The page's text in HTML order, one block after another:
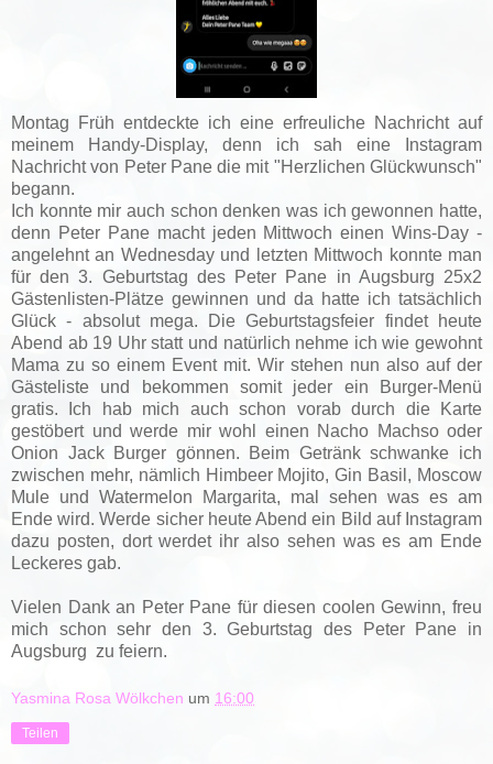
Montag Früh entdeckte ich eine erfreuliche Nachricht auf
meinem Handy-Display, denn ich sah eine Instagram
Nachricht von Peter Pane die mit "Herzlichen Glückwunsch"
begann.
Ich konnte mir auch schon denken was ich gewonnen hatte,
denn Peter Pane macht jeden Mittwoch einen Wins-Day -
angelehnt an Wednesday und letzten Mittwoch konnte man
für den 3. Geburtstag des Peter Pane in Augsburg 25x2
Gästenlisten-Plätze gewinnen und da hatte ich tatsächlich
Glück - absolut mega. Die Geburtstagsfeier findet heute
Abend ab 19 Uhr statt und natürlich nehme ich wie gewohnt
Mama zu so einem Event mit. Wir stehen nun also auf der
Gästeliste und bekommen somit jeder ein Burger-Menü
gratis. Ich hab mich auch schon vorab durch die Karte
gestöbert und werde mir wohl einen Nacho Machso oder
Onion Jack Burger gönnen. Beim Getränk schwanke ich
zwischen mehr, nämlich Himbeer Mojito, Gin Basil, Moscow
Mule und Watermelon Margarita, mal sehen was es am
Ende wird. Werde sicher heute Abend ein Bild auf Instagram
dazu posten, dort werdet ihr also sehen was es am Ende
Leckeres gab.
Vielen Dank an Peter Pane für diesen coolen Gewinn, freu
mich schon sehr den 3. Geburtstag des Peter Pane in
Augsburg zu feiern.
Yasmina Rosa Wölkchen um 16:00
Teilen